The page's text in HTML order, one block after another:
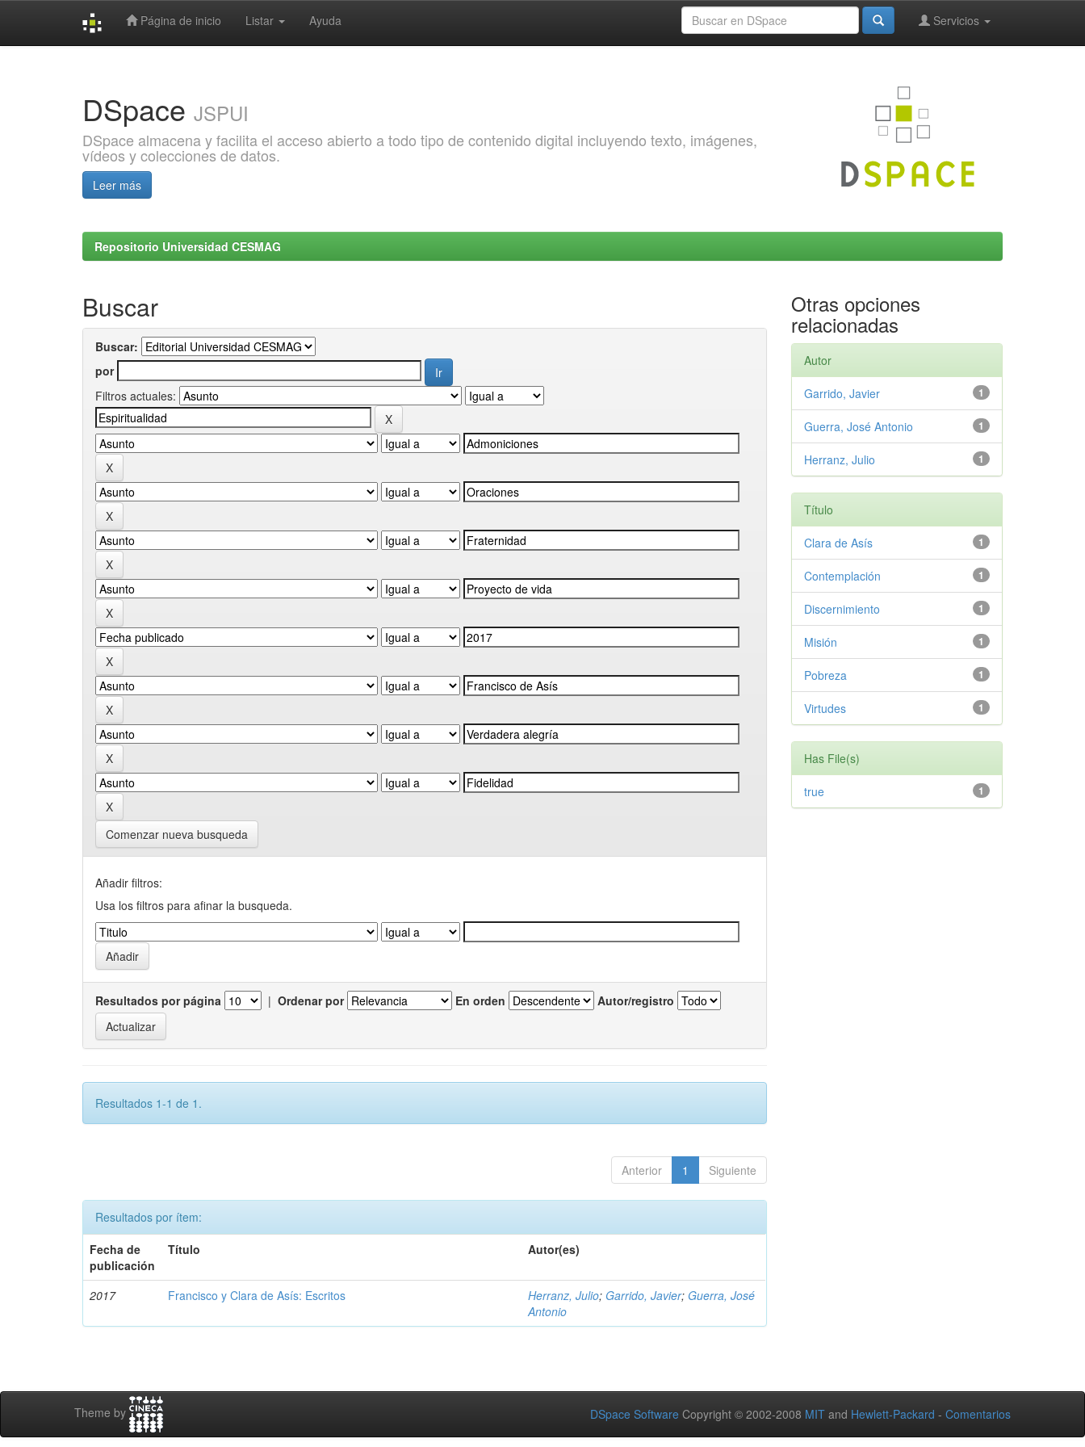
Página de inicio Listar Ayuda Servicios
DSpace JSPUI
DSpace almacena y facilita el acceso abierto a todo tipo de contenido digital incluyendo texto, imágenes,
vídeos y colecciones de datos.
Leer más
Repositorio Universidad CESMAG
Buscar
Buscar:
por
Filtros actuales:
Comenzar nueva busqueda
Añadir filtros:
Usa los filtros para afinar la busqueda.
Resultados por página | Ordenar por En orden Autor/registro
Resultados 1-1 de 1.
Anterior 1 Siguiente
Resultados por ítem:
Fecha de
publicación
Título Autor(es)
2017 Francisco y Clara de Asís: Escritos Herranz, Julio; Garrido, Javier; Guerra, José
Antonio
Otras opciones
relacionadas
Autor
1
Garrido, Javier
1
Guerra, José Antonio
1
Herranz, Julio
Título
1
Clara de Asís
1
Contemplación
1
Discernimiento
1
Misión
1
Pobreza
1
Virtudes
Has File(s)
1
true
Theme by DSpace Software Copyright © 2002-2008 MIT and Hewlett-Packard - Comentarios